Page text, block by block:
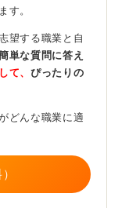
ない選択をし
が早い企業から
は、面接に慣れ
い機会として活
す。
望する職業と自
単な質問に答え
て、 ぴったりの
どんな職業に適